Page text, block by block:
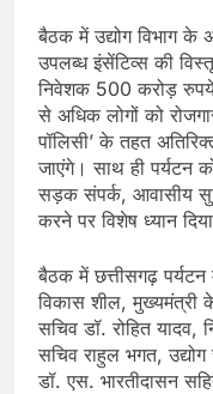
बैठक में उद्योग विभाग के
उपलब्ध इंसेंटिव्स की
निवेशक 500 करोड़
से अधिक लोगों को
पॉलिसी’ के तहत
जाएंगे। साथ ही पर्यटन
सड़क संपर्क, आवासीय
करने पर विशेष ध्यान
बैठक में छत्तीसगढ़
विकास शील, मुख्यमंत्री
सचिव डॉ. रोहित
सचिव राहुल भगत,
डॉ. एस. भारतीदासन